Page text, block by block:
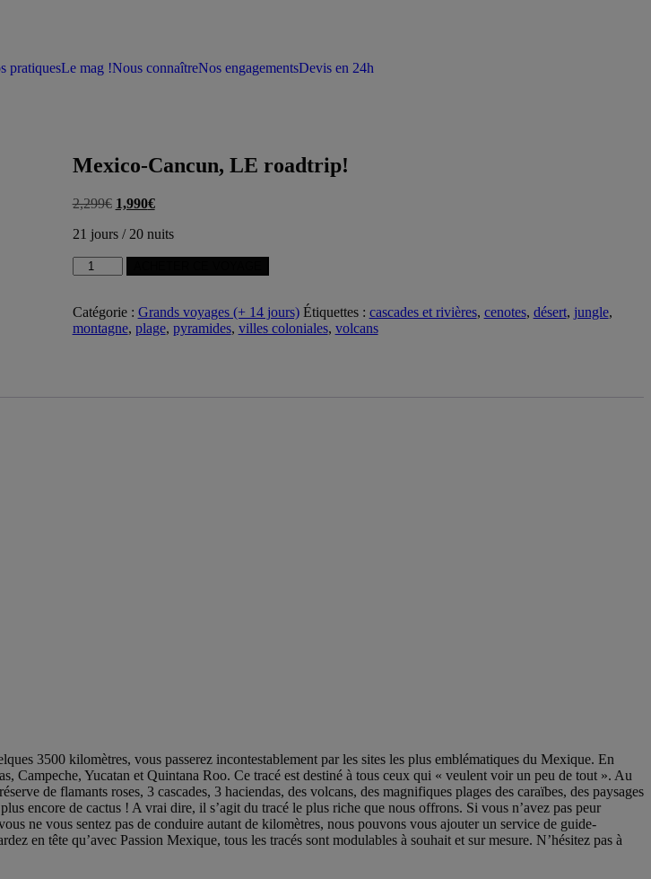
pratiquesLe mag !Nous connaîtreNos engagementsDevis en 24h
Mexico-Cancun, LE roadtrip!
2,299€ Le
initial
1,990€Le
actuel
21 jours / 20 nuits
quantité
de
Cancun,
LE
Catégorie : Grands voyages (+ 14 jours) Étiquettes : cascades et rivières, cenotes, désert, jungle,
montagne, plage, pyramides, villes coloniales, volcans
3500 kilomètres, vous passerez incontestablement par les sites les plus emblématiques du Mexique. En
Campeche, Yucatan et Quintana Roo. Ce tracé est destiné à tous ceux qui « veulent voir un peu de tout ». Au
de flamants roses, 3 cascades, 3 haciendas, des volcans, des magnifiques plages des caraïbes, des paysages
encore de cactus ! A vrai dire, il s’agit du tracé le plus riche que nous offrons. Si vous n’avez pas peur
ne vous sentez pas de conduire autant de kilomètres, nous pouvons vous ajouter un service de guide-
en tête qu’avec Passion Mexique, tous les tracés sont modulables à souhait et sur mesure. N’hésitez pas à